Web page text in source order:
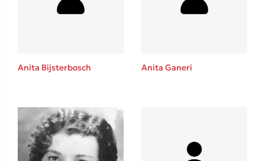
Το λιμάνι μου είσαι εσύ
Anita Bijsterbosch Anita Ganeri